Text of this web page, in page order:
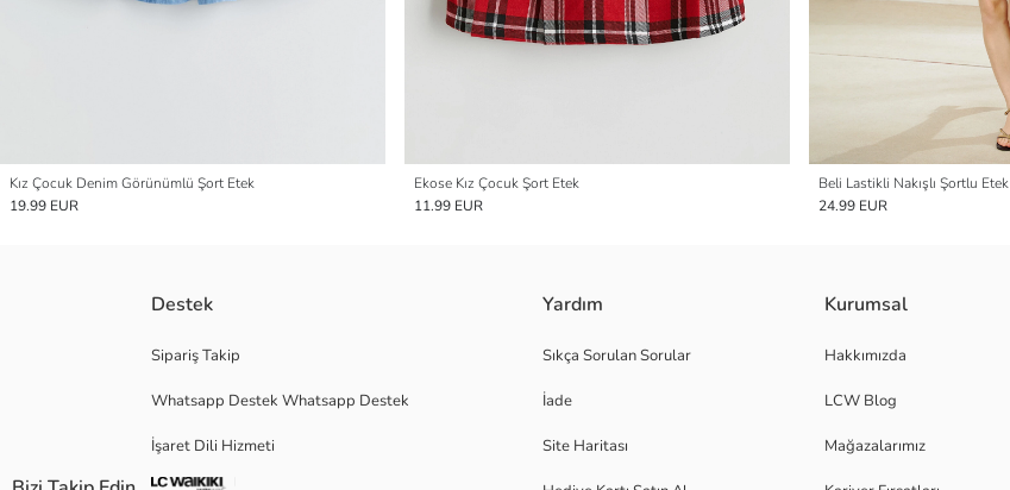
Kız Çocuk Denim Görünümlü Şort Etek
19.99 EUR
Ekose Kız Çocuk Şort Etek
11.99 EUR
Beli Lastikli Nakışlı Şortlu Etek
24.99 EUR
Destek
Sipariş Takip
Whatsapp Destek Whatsapp Destek
İşaret Dili Hizmeti
Yardım
Sıkça Sorulan Sorular
İade
Site Haritası
Kurumsal
Hakkımızda
LCW Blog
Mağazalarımız